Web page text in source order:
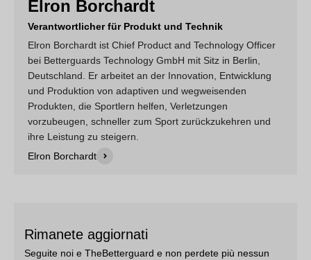
Elron Borchardt
Verantwortlicher für Produkt und Technik
Elron Borchardt ist Chief Product and Technology Officer
bei Betterguards Technology GmbH mit Sitz in Berlin,
Deutschland. Er arbeitet an der Innovation, Entwicklung
und Produktion von adaptiven und wegweisenden
Produkten, die Sportlern helfen, Verletzungen
vorzubeugen, schneller zum Sport zurückzukehren und
ihre Leistung zu steigern.
Elron Borchardt
Rimanete aggiornati
Seguite noi e TheBetterguard e non perdete più nessun